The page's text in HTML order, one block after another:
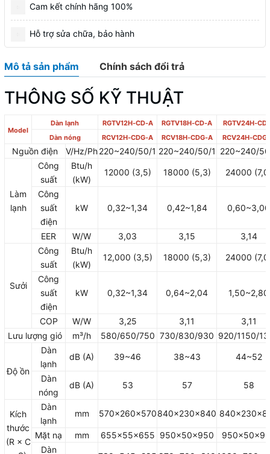
Cam kết chính hãng 100%
Hỗ trợ sửa chữa, bảo hành
Mô tả sản phẩm Chính sách đổi trả
THÔNG SỐ KỸ THUẬT
Model
Dàn lạnh RGTV12H‑CD‑A RGTV18H‑CD‑A
Dàn nóng
RCV12H‑CDG‑A RCV18H‑CDG‑A
Nguồn điện V/Hz/Ph220~240/50/1 220~240/50/1 220~240/
Làm
lạnh
Công
suất
Btu/h
(kW)
12000 (3,5) 18000 (5,3) 24000
Công
suất
điện
kW 0,32~1,34 0,42~1,84 0,60~3,00
EER W/W 3,03 3,15 3,14
Sưởi
Công
suất
Btu/h
(kW)
12,000 (3,5) 18000 (5,3) 24000
Công
suất
điện
kW 0,32~1,34 0,64~2,04 1,50~2,80
COP W/W 3,25 3,11
3,11
Lưu lượng gió
m³/h 580/650/750 730/830/930 920/1150/
Độ ồn
Dàn
lạnh
dB (A) 39~46 38~43 44~52
Dàn
nóng
dB (A) 53 57 58
Kích
thước
(R × C
Dàn
lạnh
mm 570x260x570840×230×840
Mặt nạ mm 655x55x655 950×50×950
Dàn